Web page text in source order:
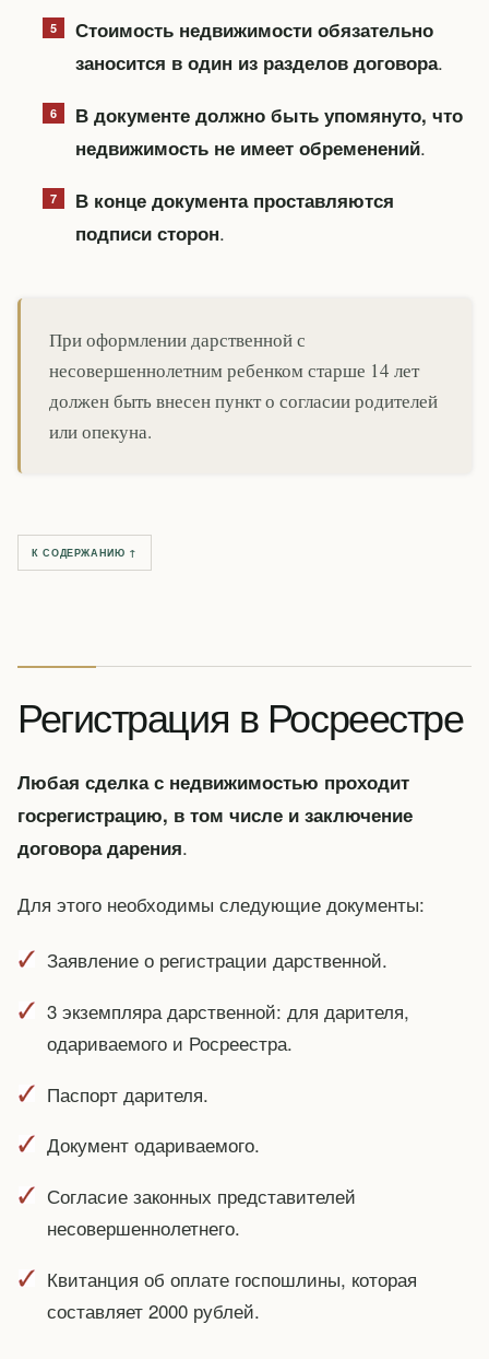
Стоимость недвижимости обязательно
заносится в один из разделов договора.
В документе должно быть упомянуто, что
недвижимость не имеет обременений.
В конце документа проставляются
подписи сторон.
При оформлении дарственной с
несовершеннолетним ребенком старше 14 лет
должен быть внесен пункт о согласии родителей
или опекуна.
К СОДЕРЖАНИЮ ↑
Регистрация в Росреестре
Любая сделка с недвижимостью проходит
госрегистрацию, в том числе и заключение
договора дарения.
Для этого необходимы следующие документы:
Заявление о регистрации дарственной.
3 экземпляра дарственной: для дарителя,
одариваемого и Росреестра.
Паспорт дарителя.
Документ одариваемого.
Согласие законных представителей
несовершеннолетнего.
Квитанция об оплате госпошлины, которая
составляет 2000 рублей.